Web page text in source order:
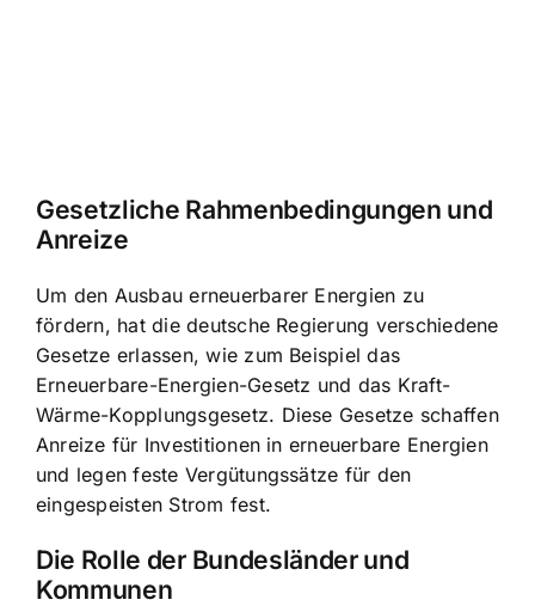
Gesetzliche Rahmenbedingungen und
Anreize
Um den Ausbau erneuerbarer Energien zu
fördern, hat die deutsche Regierung verschiedene
Gesetze erlassen, wie zum Beispiel das
Erneuerbare-Energien-Gesetz und das Kraft-
Wärme-Kopplungsgesetz. Diese Gesetze schaffen
Anreize für Investitionen in erneuerbare Energien
und legen feste Vergütungssätze für den
eingespeisten Strom fest.
Die Rolle der Bundesländer und
Kommunen